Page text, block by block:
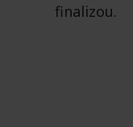
finalizou.